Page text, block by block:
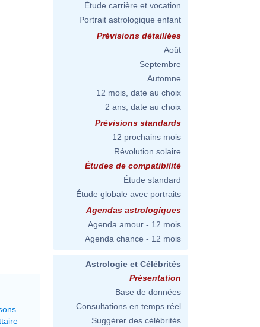
Étude carrière et vocation
Portrait astrologique enfant
Prévisions détaillées
Août
Septembre
Automne
12 mois, date au choix
2 ans, date au choix
Prévisions standards
12 prochains mois
Révolution solaire
Études de compatibilité
Étude standard
Étude globale avec portraits
Agendas astrologiques
Agenda amour - 12 mois
Agenda chance - 12 mois
Astrologie et Célébrités
Présentation
Base de données
Consultations en temps réel
Suggérer des célébrités